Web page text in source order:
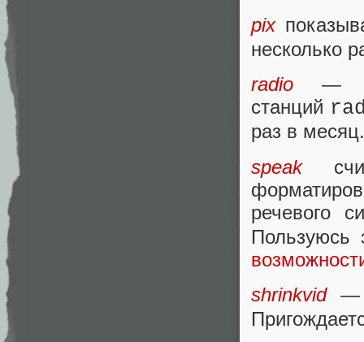
pix
несколько
radio —
станций
раз в месяц.
speak
речевого
shrinkvid—